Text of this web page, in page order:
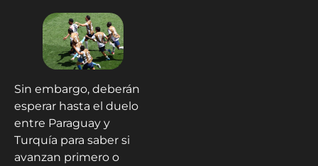
Sin embargo, deberán
esperar hasta el duelo
entre Paraguay y
Turquía para saber si
avanzan primero o